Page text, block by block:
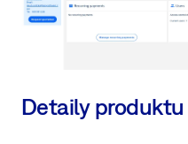
Detaily produktu